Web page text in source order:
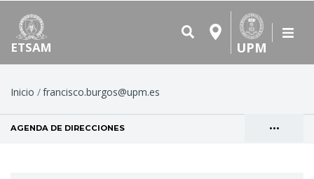
ETSAM UPM
Ruta
de
navegación
Inicio francisco.burgos@upm.es
•••
AGENDA DE DIRECCIONES